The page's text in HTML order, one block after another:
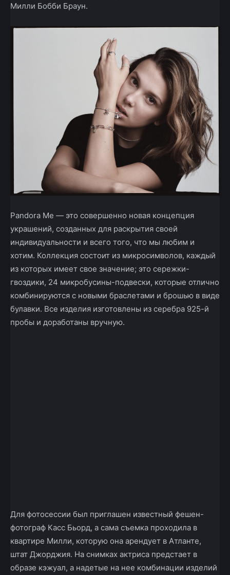
Милли Бобби Браун.
Pandora Me — это совершенно новая концепция
украшений, созданных для раскрытия своей
индивидуальности и всего того, что мы любим и
хотим. Коллекция состоит из микросимволов, каждый
из которых имеет свое значение; это сережки-
гвоздики, 24 микробусины-подвески, которые отлично
комбинируются с новыми браслетами и брошью в виде
булавки. Все изделия изготовлены из серебра 925-й
пробы и доработаны вручную.
Для фотосессии был приглашен известный фешен-
фотограф Касс Бьорд, а сама съемка проходила в
квартире Милли, которую она арендует в Атланте,
штат Джорджия. На снимках актриса предстает в
образе кэжуал, а надетые на нее комбинации изделий